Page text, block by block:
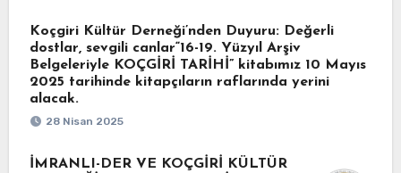
Koçgiri Kültür Derneği’nden Duyuru: Değerli
dostlar, sevgili canlar“16-19. Yüzyıl Arşiv
Belgeleriyle KOÇGİRİ TARİHİ” kitabımız 10 Mayıs
2025 tarihinde kitapçıların raflarında yerini
alacak.
28 Nisan 2025
İMRANLI-DER VE KOÇGİRİ KÜLTÜR